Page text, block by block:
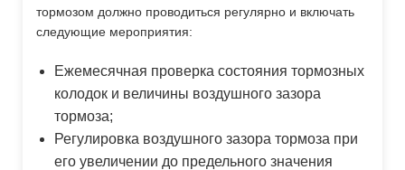
тормозом должно проводиться регулярно и включать
следующие мероприятия:
Ежемесячная проверка состояния тормозных
колодок и величины воздушного зазора
тормоза;
Регулировка воздушного зазора тормоза при
его увеличении до предельного значения